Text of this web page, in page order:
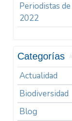
Periodistas
2022
Categorías
Actualidad
Biodiversidad
Blog